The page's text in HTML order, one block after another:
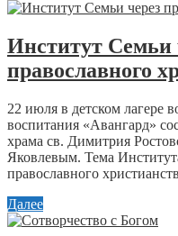
Институт Семьи
православного
22 июля в детском лагере
воспитания «Авангард»
храма св. Димитрия
Яковлевым. Тема
православного
Далее